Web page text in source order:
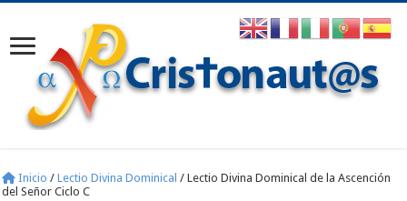
Inicio / Lectio Divina Dominical / Lectio Divina Dominical de la Ascención
del Señor Ciclo C